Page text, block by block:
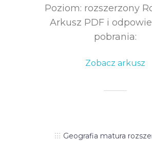
Poziom: rozszerzony
Arkusz PDF i
pobrania:
Zobacz arkusz
Geografia matura